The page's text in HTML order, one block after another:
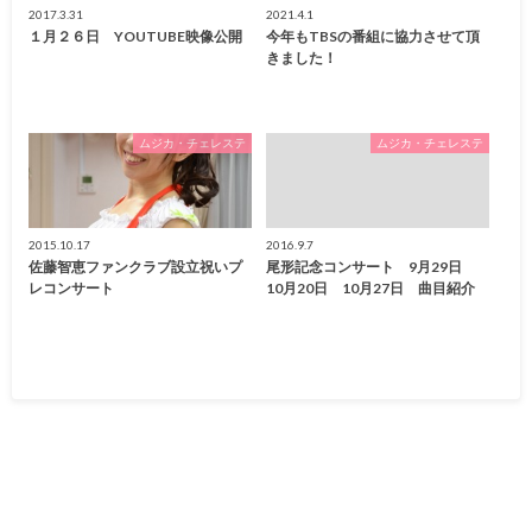
2017.3.31
１月２６日 YOUTUBE映像公開
2021.4.1
今年もTBSの番組に協力させて頂
きました！
ムジカ・チェレステ
2015.10.17
佐藤智恵ファンクラブ設立祝いプ
レコンサート
ムジカ・チェレステ
2016.9.7
尾形記念コンサート 9月29日
10月20日 10月27日 曲目紹介